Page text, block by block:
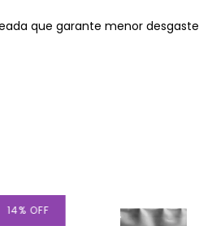
que garante menor desgaste
14% OFF